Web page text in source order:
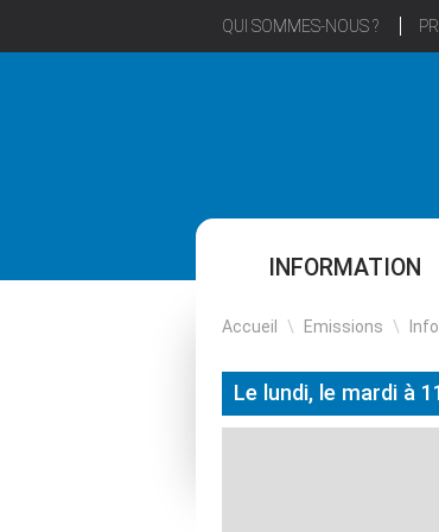
QUI SOMMES-NOUS ?
INFORMATION
Accueil \ Emissions \
Le lundi, le mardi à